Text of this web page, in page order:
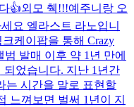
👍외모 췍!!!예주니랑 오
요 엘라스트 라노입니
케이팝을 통해 Crazy
발매 이후 약 1년 만에
었습니다. 지난 1년간
는 시간을 말로 표현할
느껴보면 벌써 1년이 지